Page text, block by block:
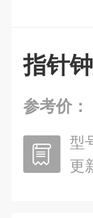
指针
参考价：
型
更